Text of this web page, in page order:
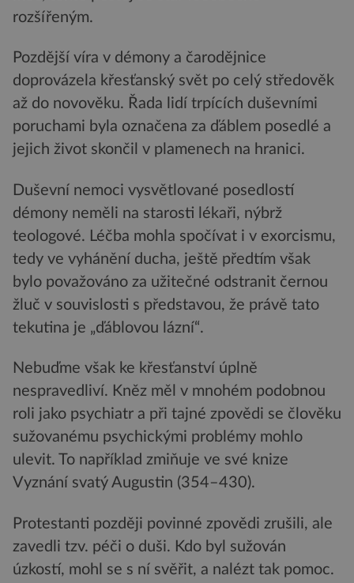
rozšířeným.
Pozdější víra v démony a čarodějnice
doprovázela křesťanský svět po celý středověk
až do novověku. Řada lidí trpících duševními
poruchami byla označena za ďáblem posedlé a
jejich život skončil v plamenech na hranici.
Duševní nemoci vysvětlované posedlostí
démony neměli na starosti lékaři, nýbrž
teologové. Léčba mohla spočívat i v exorcismu,
tedy ve vyhánění ducha, ještě předtím však
bylo považováno za užitečné odstranit černou
žluč v souvislosti s představou, že právě tato
tekutina je „ďáblovou lázní“.
Nebuďme však ke křesťanství úplně
nespravedliví. Kněz měl v mnohém podobnou
roli jako psychiatr a při tajné zpovědi se člověku
sužovanému psychickými problémy mohlo
ulevit. To například zmiňuje ve své knize
Vyznání svatý Augustin (354–430).
Protestanti později povinné zpovědi zrušili, ale
zavedli tzv. péči o duši. Kdo byl sužován
úzkostí, mohl se s ní svěřit, a nalézt tak pomoc.